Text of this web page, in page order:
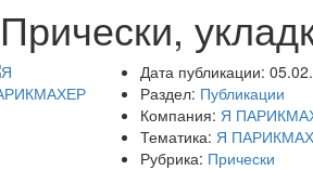
Прически,
Дата публикации:
Раздел: Публикации
Компания: Я
Тематика: Я
Рубрика: Прически